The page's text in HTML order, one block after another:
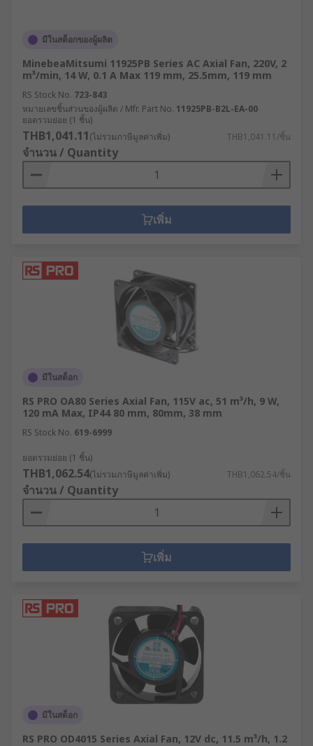
มีในสต็อกของผู้ผลิต
MinebeaMitsumi 11925PB Series AC Axial Fan, 220V, 2
m³/min, 14 W, 0.1 A Max 119 mm, 25.5mm, 119 mm
RS Stock No. 723-843
หมายเลขชิ้นส่วนของผู้ผลิต / Mfr. Part No. 11925PB-B2L-EA-00
ยอดรวมย่อย (1 ชิ้น)
THB1,041.11(ไม่รวมภาษีมูลค่าเพิ่ม) THB1,041.11/ชิ้น
จำนวน / Quantity
เพิ่ม
มีในสต็อก
RS PRO OA80 Series Axial Fan, 115V ac, 51 m³/h, 9 W,
120 mA Max, IP44 80 mm, 80mm, 38 mm
RS Stock No. 619-6999
ยอดรวมย่อย (1 ชิ้น)
THB1,062.54(ไม่รวมภาษีมูลค่าเพิ่ม) THB1,062.54/ชิ้น
จำนวน / Quantity
เพิ่ม
มีในสต็อก
RS PRO OD4015 Series Axial Fan, 12V dc, 11.5 m³/h, 1.2